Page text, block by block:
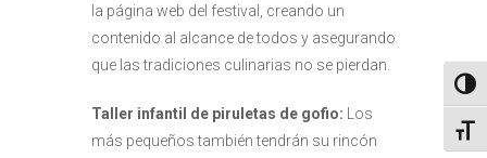
la página web del festival, creando un
contenido al alcance de todos y asegurando
que las tradiciones culinarias no se pierdan.
Taller infantil de piruletas de gofio: Los
más pequeños también tendrán su rincón